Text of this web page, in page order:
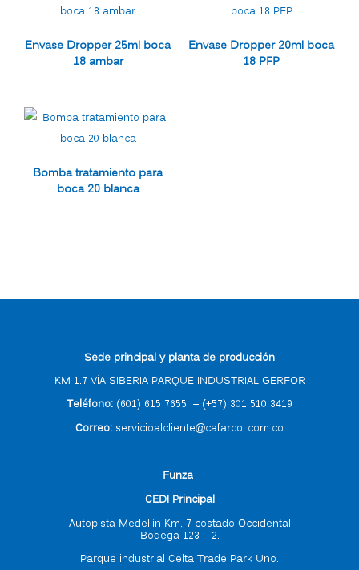
Envase Dropper 25ml boca
18 ambar
Envase Dropper 20ml boca
18 PFP
Bomba tratamiento para
boca 20 blanca
Sede principal y planta de producción
KM 1.7 VÍA SIBERIA PARQUE INDUSTRIAL GERFOR
Teléfono: (601) 615 7655 – (+57) 301 510 3419
Correo: servicioalcliente@cafarcol.com.co
Funza
CEDI Principal
Autopista Medellín Km. 7 costado Occidental
Bodega 123 – 2.
Parque industrial Celta Trade Park Uno.